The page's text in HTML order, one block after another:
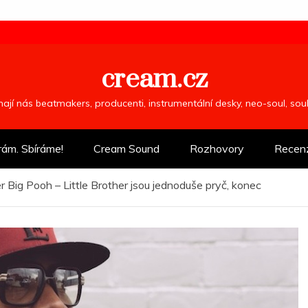
cream.cz
nás beatmakers, producenti, instrumentální desky, neo-soul,
Sbíráme! Cream Sound Rozhovory
Big Pooh – Little Brother jsou jednoduše pryč, konec